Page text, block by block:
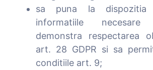
sa puna la dispozitia
informatiile
demonstra respectarea
art. 28 GDPR si sa
conditiile art. 9;